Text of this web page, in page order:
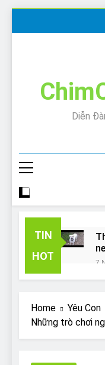
Diễn
TIN
HOT
7
Home
Yêu Con
Những trò chơi